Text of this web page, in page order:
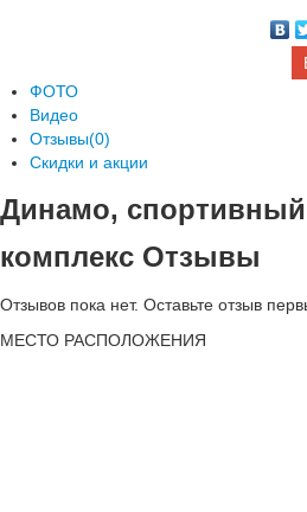
ФОТО
Видео
Отзывы(0)
Скидки и акции
Динамо, спортивный
комплекс Отзывы
Отзывов пока нет. Оставьте отзыв
МЕСТО РАСПОЛОЖЕНИЯ